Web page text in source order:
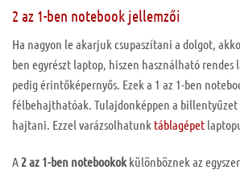
2 az 1-ben notebook jellemzői
Ha nagyon le akarjuk csupaszítani a dolgot,
ben egyrészt laptop, hiszen használható rendes
pedig érintőképernyős. Ezek a 1 az 1-ben
félbehajthatóak. Tulajdonképpen a
hajtani. Ezzel varázsolhatunk táblagépet
A2 az 1-ben notebookok különböznek az